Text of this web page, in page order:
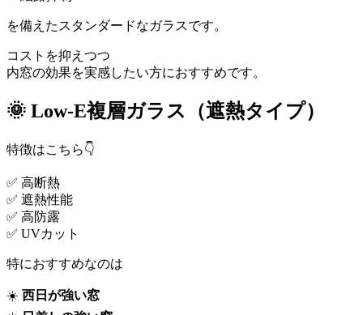
を備えたスタンダードなガラスです。
コストを抑えつつ
内窓の効果を実感したい方におすすめです。
🌞 Low-E複層ガラス（遮熱タイプ）
特徴はこちら👇
✅ 高断熱
✅ 遮熱性能
✅ 高防露
✅ UVカット
特におすすめなのは
☀️ 西日が強い窓